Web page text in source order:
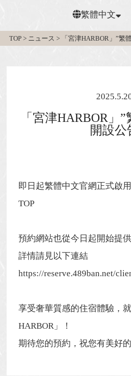
繁體中文
TOP > ニュース > 「宮津HARBOR」”繁
「宮津HARBOR」
開設公
即日起繁體中文官網正式啟用
TOP
預約網站也從今日起開始提
詳情請見以下連結
https://reserve.489ban.net/
享受奢華質感的住宿體驗，
HARBOR」！
期待您的預約，祝您有美好的